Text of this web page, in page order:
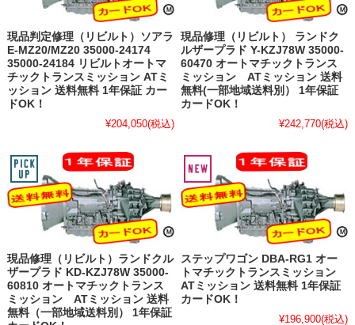
現品判定修理（リビルト）ソアラ
E-MZ20/MZ20 35000-24174
35000-24184 リビルトオートマ
チックトランスミッション ATミ
ッション 送料無料 1年保証 カー
ドOK！
¥204,050(税込)
現品修理（リビルト） ランドク
ルザープラド Y-KZJ78W 35000-
60470 オートマチックトランス
ミッション ATミッション 送料
無料(一部地域送料別） 1年保証
カードOK！
¥242,770(税込)
現品修理（リビルト）ランドクル
ザープラド KD-KZJ78W 35000-
60810 オートマチックトランス
ミッション ATミッション 送料
無料（一部地域送料別） 1年保証
ステップワゴン DBA-RG1 オー
トマチックトランスミッション
ATミッション 送料無料 1年保証
カードOK！
¥196,900(税込)